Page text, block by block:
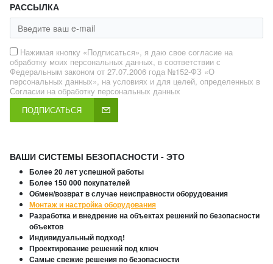
РАССЫЛКА
Нажимая кнопку «Подписаться», я даю свое согласие на
обработку моих персональных данных, в соответствии с
Федеральным законом от 27.07.2006 года №152-ФЗ «О
персональных данных», на условиях и для целей, определенных в
Согласии на обработку персональных данных
ПОДПИСАТЬСЯ
ВАШИ СИСТЕМЫ БЕЗОПАСНОСТИ - ЭТО
Более 20 лет успешной работы
Более 150 000 покупателей
Обмен/возврат в случае неисправности оборудования
Монтаж и настройка оборудования
Разработка и внедрение на объектах решений по безопасности
объектов
Индивидуальный подход!
Проектирование решений под ключ
Самые свежие решения по безопасности